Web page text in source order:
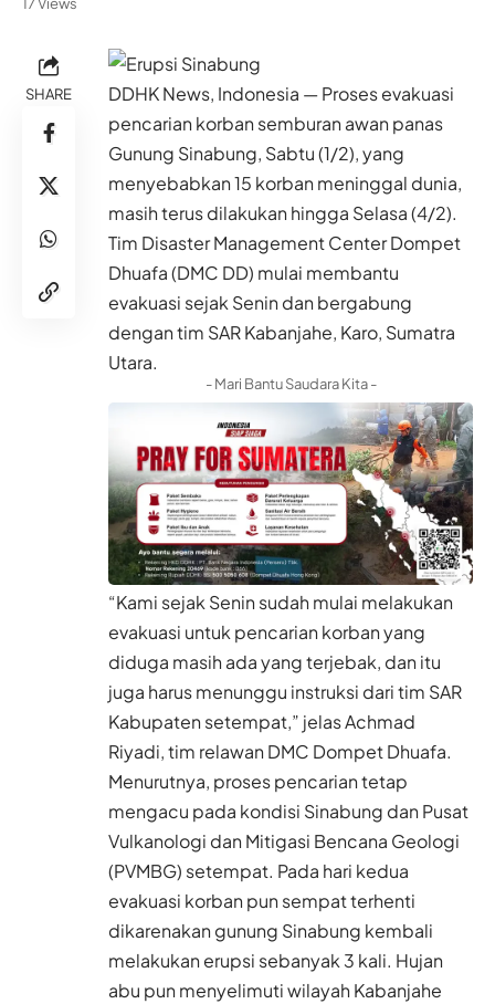
SHARE
DDHK News, Indonesia — Proses evakuasi
pencarian korban semburan awan panas
Gunung Sinabung, Sabtu (1/2), yang
menyebabkan 15 korban meninggal dunia,
masih terus dilakukan hingga Selasa (4/2).
Tim Disaster Management Center Dompet
Dhuafa (DMC DD) mulai membantu
evakuasi sejak Senin dan bergabung
dengan tim SAR Kabanjahe, Karo, Sumatra
Utara.
- Mari Bantu Saudara Kita -
“Kami sejak Senin sudah mulai melakukan
evakuasi untuk pencarian korban yang
diduga masih ada yang terjebak, dan itu
juga harus menunggu instruksi dari tim SAR
Kabupaten setempat,” jelas Achmad
Riyadi, tim relawan DMC Dompet Dhuafa.
Menurutnya, proses pencarian tetap
mengacu pada kondisi Sinabung dan Pusat
Vulkanologi dan Mitigasi Bencana Geologi
(PVMBG) setempat. Pada hari kedua
evakuasi korban pun sempat terhenti
dikarenakan gunung Sinabung kembali
melakukan erupsi sebanyak 3 kali. Hujan
abu pun menyelimuti wilayah Kabanjahe